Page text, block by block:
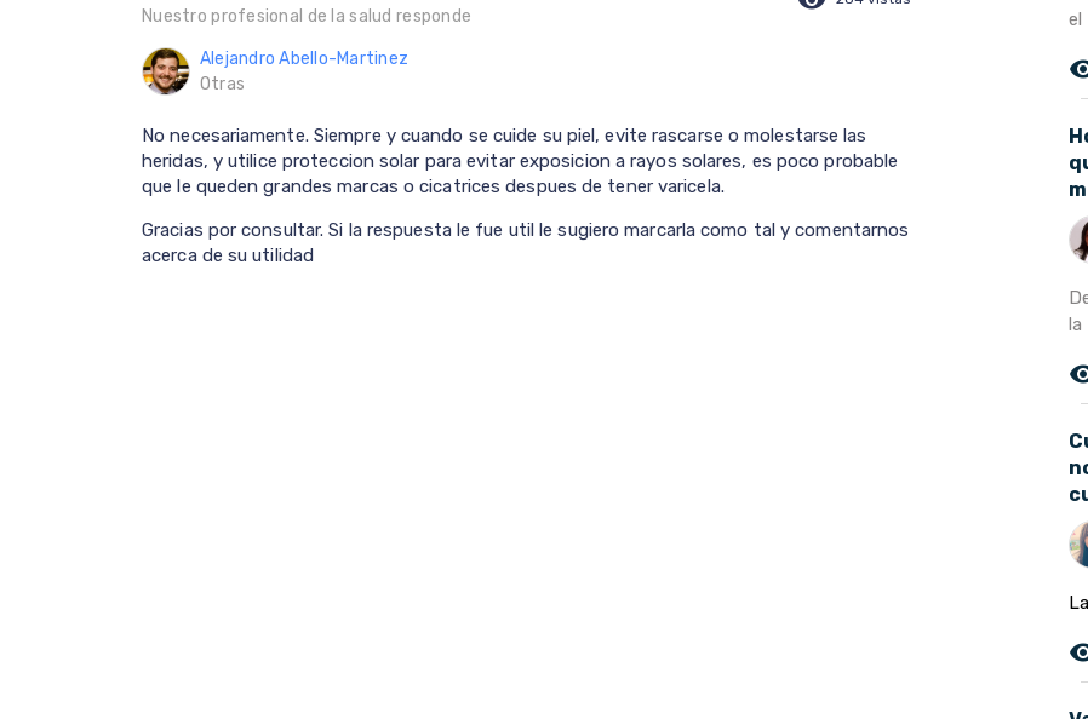
Nuestro profesional de la salud responde
Alejandro Abello-Martinez
Otras
No necesariamente. Siempre y cuando se cuide su piel, evite rascarse o molestarse las
heridas, y utilice proteccion solar para evitar exposicion a rayos solares, es poco probable
que le queden grandes marcas o cicatrices despues de tener varicela.
Gracias por consultar. Si la respuesta le fue util le sugiero marcarla como tal y comentarnos
acerca de su utilidad
el
la